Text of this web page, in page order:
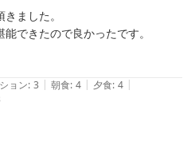
ました。
できたので良かったです。
ツインのお部屋で快適でしたが、お
ョン: 3 | 朝食: 4 | 夕食: 4 |